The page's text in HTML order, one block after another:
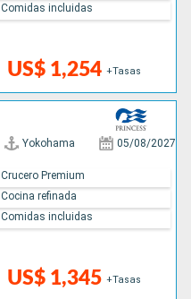
US$ 1,254 +Tasas
Comidas incluidas
Yokohama 05/08/2027
US$ 1,345 +Tasas
Crucero Premium
Cocina refinada
Comidas incluidas